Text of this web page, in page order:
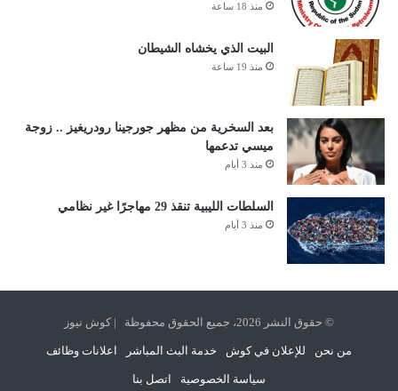
منذ 18 ساعة
البيت الذي يخشاه الشيطان
منذ 19 ساعة
بعد السخرية من مظهر جورجينا رودريغيز .. زوجة
ميسي تدعمها
منذ 3 أيام
السلطات الليبية تنقذ 29 مهاجرًا غير نظامي
منذ 3 أيام
© حقوق النشر 2026، جميع الحقوق محفوظة | كوش نيوز
من نحن للإعلان في كوش خدمة البث المباشر اعلانات وظائف
سياسة الخصوصية اتصل بنا